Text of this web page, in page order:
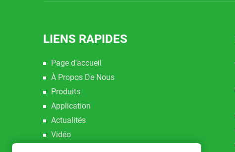
LIENS RAPIDES
Page d'accueil
À Propos De Nous
Produits
Application
Actualités
Vidéo